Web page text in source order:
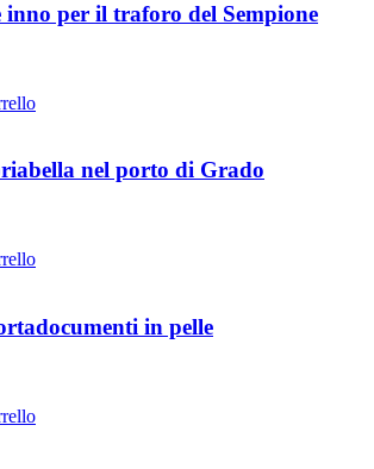
inno per il traforo del Sempione
nel porto di Grado
in pelle